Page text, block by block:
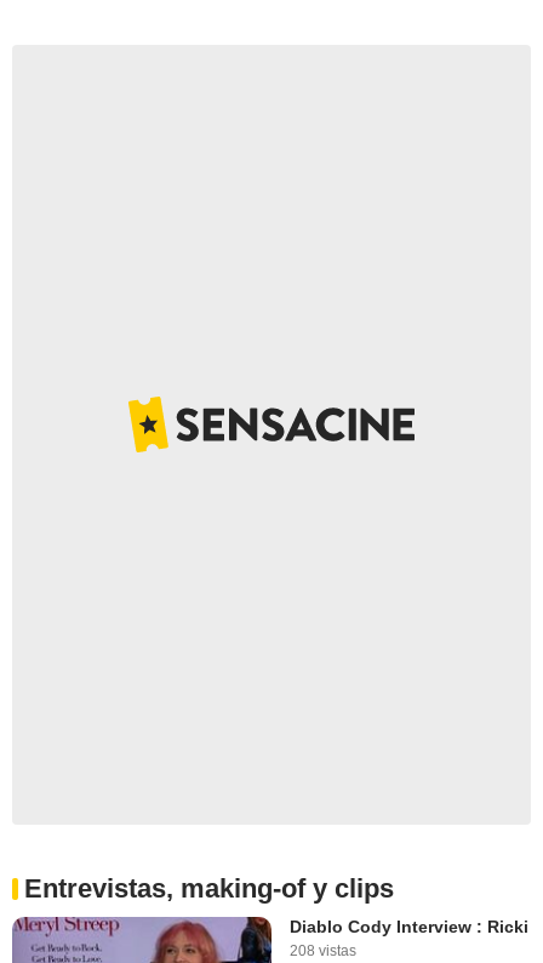
Entrevistas, making-of y clips
Diablo Cody Interview : Ricki
208 vistas